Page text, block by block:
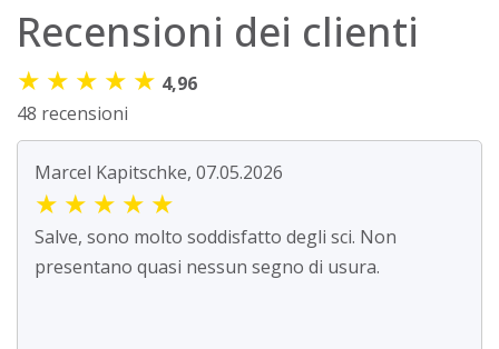
Recensioni dei clienti
★ ★ ★ ★ ★ 4,96
48 recensioni
Marcel Kapitschke, 07.05.2026
★ ★ ★ ★ ★
Salve, sono molto soddisfatto degli sci. Non
presentano quasi nessun segno di usura.